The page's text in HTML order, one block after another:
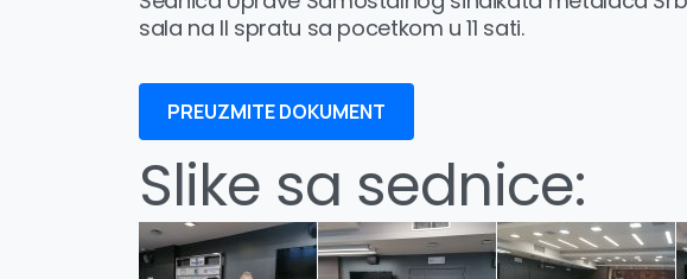
sala na II spratu sa pocetkom u 11 sati.
PREUZMITE DOKUMENT
Slike sa sednice: